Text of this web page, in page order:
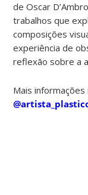
de Oscar
trabalhos que
composições
experiência de
reflexão sobre a
Mais